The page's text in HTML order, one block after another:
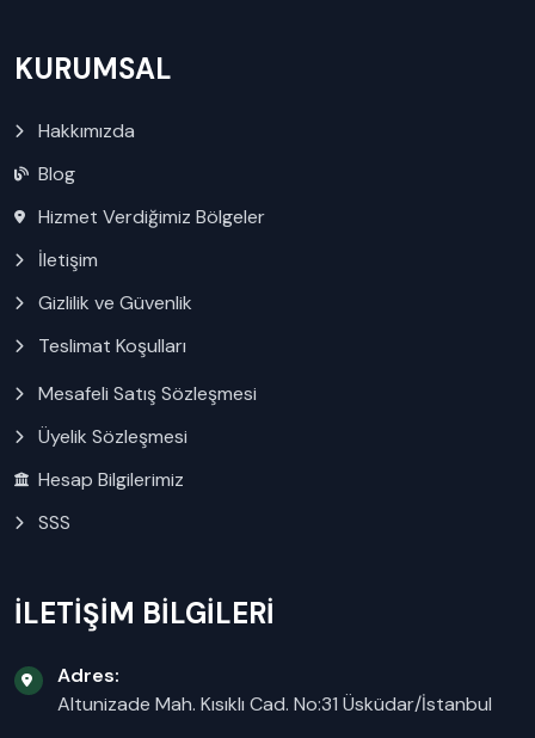
KURUMSAL
Hakkımızda
Blog
Hizmet Verdiğimiz Bölgeler
İletişim
Gizlilik ve Güvenlik
Teslimat Koşulları
Mesafeli Satış Sözleşmesi
Üyelik Sözleşmesi
Hesap Bilgilerimiz
SSS
İLETİŞİM BİLGİLERİ
Adres:
Altunizade Mah. Kısıklı Cad. No:31 Üsküdar/İstanbul